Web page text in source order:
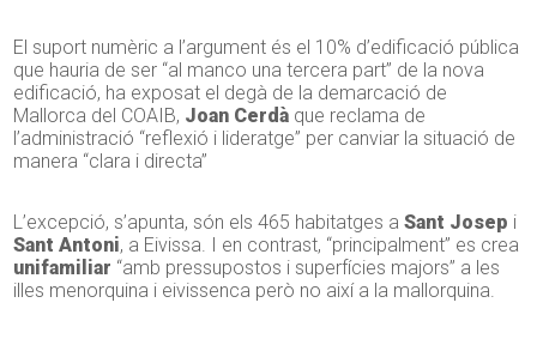
El suport numèric a l’argument és el 10% d’edificació pública
que hauria de ser “al manco una tercera part” de la nova
edificació, ha exposat el degà de la demarcació de
Mallorca del COAIB, Joan Cerdà que reclama de
l’administració “reflexió i lideratge” per canviar la situació de
manera “clara i directa”
L’excepció, s’apunta, són els 465 habitatges aSant Josep i
Sant Antoni, a Eivissa. I en contrast, “principalment” es crea
unifamiliar “amb pressupostos i superfícies majors” a les
illes menorquina i eivissenca però no així a la mallorquina.